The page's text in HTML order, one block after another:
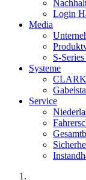
Login
Media
S-
Systeme
CLARK
Service